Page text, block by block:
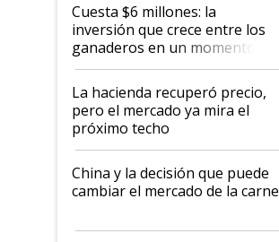
Cuesta $6 millones: la
inversión que crece entre los
ganaderos en un momento
histórico para la actividad
La hacienda recuperó precio,
pero el mercado ya mira el
próximo techo
China y la decisión que puede
cambiar el mercado de la carne